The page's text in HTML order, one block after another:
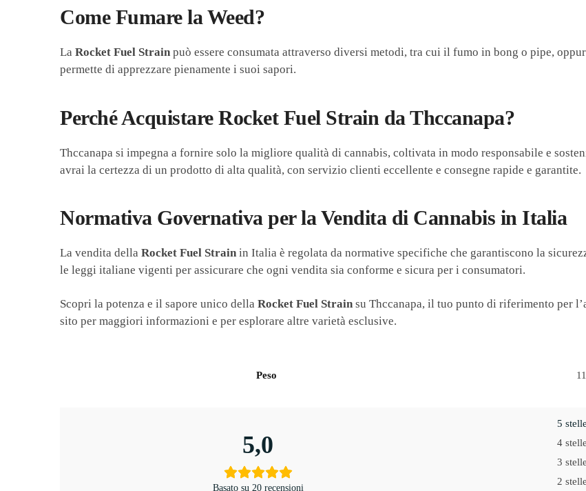
Come Fumare la Weed?
LaRocket Fuel Strain può essere consumata attraverso diversi metodi, tra cui il fumo in bong o pipe,
permette di apprezzare pienamente i suoi sapori.
Perché Acquistare Rocket Fuel Strain da Thccanapa?
Thccanapa si impegna a fornire solo la migliore qualità di cannabis, coltivata in modo responsabile e
avrai la certezza di un prodotto di alta qualità, con servizio clienti eccellente e consegne rapide e garantite.
Normativa Governativa per la Vendita di Cannabis in Italia
La vendita dellaRocket Fuel Strain in Italia è regolata da normative specifiche che garantiscono la
le leggi italiane vigenti per assicurare che ogni vendita sia conforme e sicura per i consumatori.
Scopri la potenza e il sapore unico dellaRocket Fuel Strain su Thccanapa, il tuo punto di riferimento per
sito per maggiori informazioni e per esplorare altre varietà esclusive.
Peso
5,0
Basato su 20 recensioni
5 stelle
4 stelle
3 stelle
2 stelle